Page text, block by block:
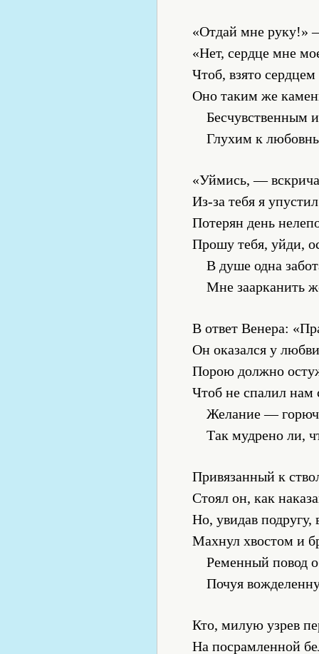
«Отдай мне руку!»
«Нет, сердце мне
Чтоб, взято
Оно таким же
Бесчувственным
Глухим к
«Уймись, —
Из-за тебя я
Потерян день
Прошу тебя, уйди,
В душе одна
Мне заарканить
В ответ Венера:
Он оказался у
Порою должно
Чтоб не спалил нам
Желание —
Так мудрено ли,
Привязанный к
Стоял он, как
Но, увидав
Махнул хвостом и
Ременный повод
Почуя
Кто, милую узрев
На посрамленной